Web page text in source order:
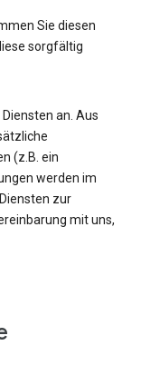
Sie diesen
sorgfältig
an. Aus
(z.B. ein
werden im
zur
mit uns,